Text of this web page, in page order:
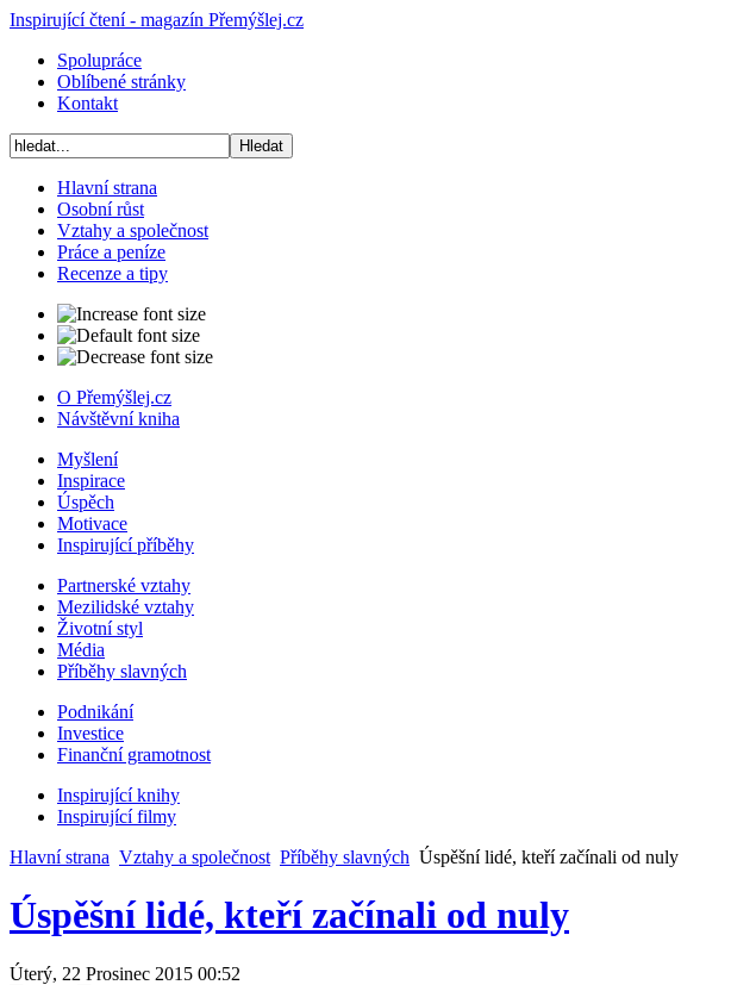
Inspirující čtení - magazín Přemýšlej.cz
Spolupráce
Oblíbené stránky
Kontakt
Hlavní strana
Osobní růst
Vztahy a společnost
Práce a peníze
Recenze a tipy
O Přemýšlej.cz
Návštěvní kniha
Myšlení
Inspirace
Úspěch
Motivace
Inspirující příběhy
Partnerské vztahy
Mezilidské vztahy
Životní styl
Média
Příběhy slavných
Podnikání
Investice
Finanční gramotnost
Inspirující knihy
Inspirující filmy
Hlavní strana Vztahy a společnost Příběhy slavných Úspěšní lidé, kteří začínali od nuly
Úspěšní lidé, kteří začínali od nuly
Úterý, 22 Prosinec 2015 00:52